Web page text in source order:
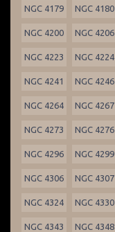
NGC 4179 NGC 4180
NGC 4200 NGC 4206
NGC 4223 NGC 4224
NGC 4241 NGC 4246
NGC 4264 NGC 4267
NGC 4273 NGC 4276
NGC 4296 NGC 4299
NGC 4306 NGC 4307
NGC 4324 NGC 4330
NGC 4343 NGC 4348